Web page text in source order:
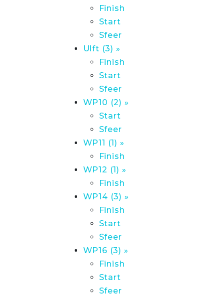
Finish
Start
Sfeer
Ulft (3) »
Finish
Start
Sfeer
WP10 (2) »
Start
Sfeer
WP11 (1) »
Finish
WP12 (1) »
Finish
WP14 (3) »
Finish
Start
Sfeer
WP16 (3) »
Finish
Start
Sfeer